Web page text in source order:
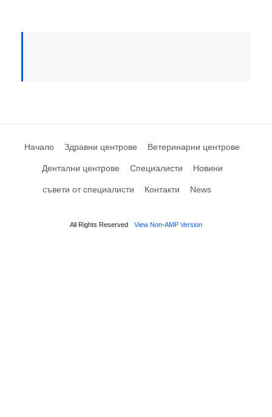
Начало Здравни центрове Ветеринарни центрове
Дентални центрове Специалисти Новини
съвети от специалисти Контакти News
All Rights Reserved View Non-AMP Version